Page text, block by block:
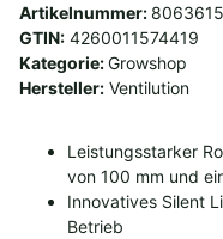
Artikelnummer:
GTIN: 4260011574419
Kategorie:Growshop
Hersteller: Ventilution
Leistungsstarker
von 100 mm und
Innovatives Silent
Betrieb